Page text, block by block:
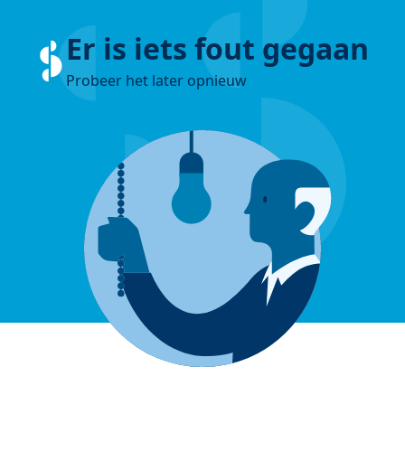
Er is iets fout gegaan
Probeer het later opnieuw